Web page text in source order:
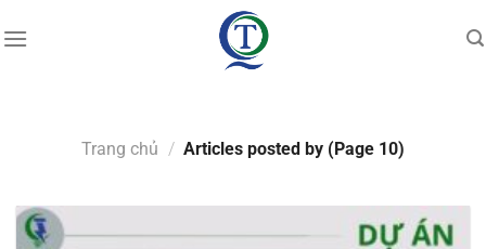
to
Trang chủ / Articles posted by (Page 10)